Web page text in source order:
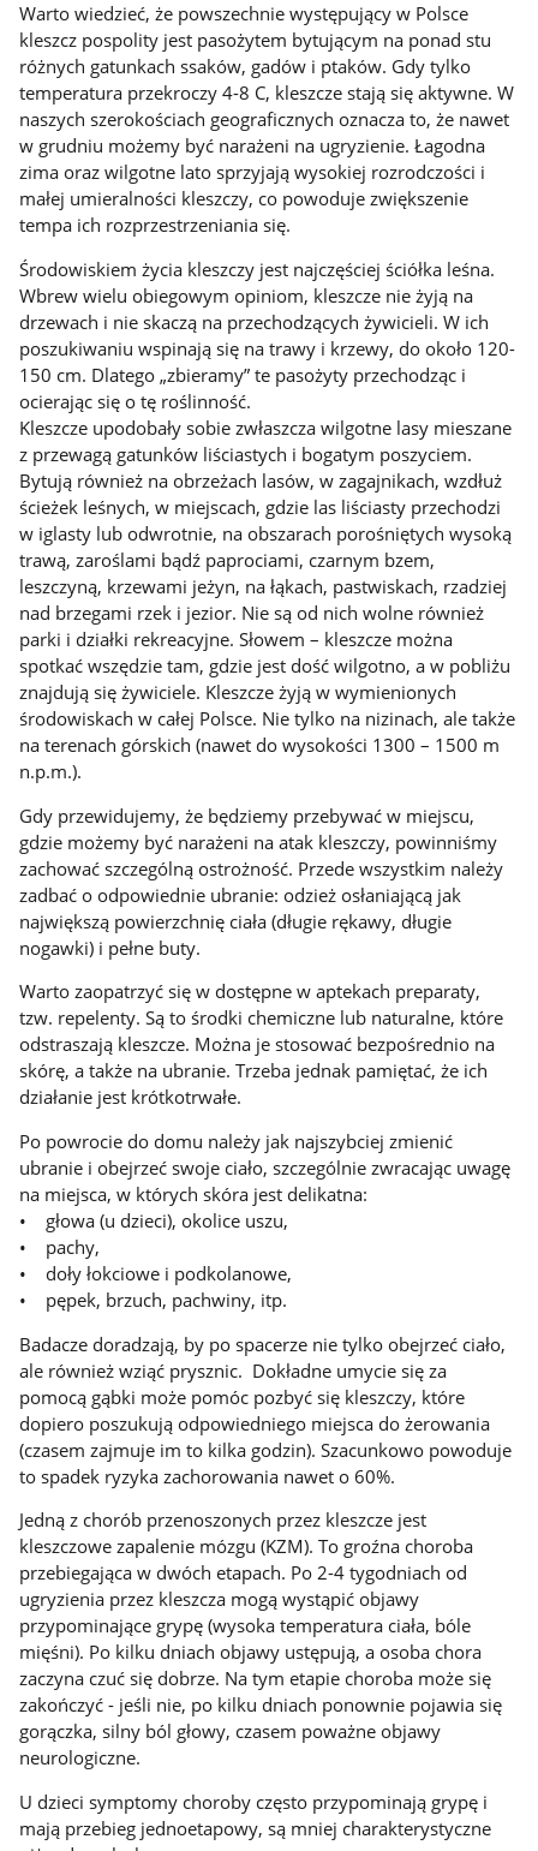
Warto wiedzieć, że powszechnie występujący w Polsce
kleszcz pospolity jest pasożytem bytującym na ponad stu
różnych gatunkach ssaków, gadów i ptaków. Gdy tylko
temperatura przekroczy 4-8 C, kleszcze stają się aktywne. W
naszych szerokościach geograficznych oznacza to, że nawet
w grudniu możemy być narażeni na ugryzienie. Łagodna
zima oraz wilgotne lato sprzyjają wysokiej rozrodczości i
małej umieralności kleszczy, co powoduje zwiększenie
tempa ich rozprzestrzeniania się.
Środowiskiem życia kleszczy jest najczęściej ściółka leśna.
Wbrew wielu obiegowym opiniom, kleszcze nie żyją na
drzewach i nie skaczą na przechodzących żywicieli. W ich
poszukiwaniu wspinają się na trawy i krzewy, do około 120-
150 cm. Dlatego „zbieramy” te pasożyty przechodząc i
ocierając się o tę roślinność.
Kleszcze upodobały sobie zwłaszcza wilgotne lasy mieszane
z przewagą gatunków liściastych i bogatym poszyciem.
Bytują również na obrzeżach lasów, w zagajnikach, wzdłuż
ścieżek leśnych, w miejscach, gdzie las liściasty przechodzi
w iglasty lub odwrotnie, na obszarach porośniętych wysoką
trawą, zaroślami bądź paprociami, czarnym bzem,
leszczyną, krzewami jeżyn, na łąkach, pastwiskach, rzadziej
nad brzegami rzek i jezior. Nie są od nich wolne również
parki i działki rekreacyjne. Słowem – kleszcze można
spotkać wszędzie tam, gdzie jest dość wilgotno, a w pobliżu
znajdują się żywiciele. Kleszcze żyją w wymienionych
środowiskach w całej Polsce. Nie tylko na nizinach, ale także
na terenach górskich (nawet do wysokości 1300 – 1500 m
n.p.m.).
Gdy przewidujemy, że będziemy przebywać w miejscu,
gdzie możemy być narażeni na atak kleszczy, powinniśmy
zachować szczególną ostrożność. Przede wszystkim należy
zadbać o odpowiednie ubranie: odzież osłaniającą jak
największą powierzchnię ciała (długie rękawy, długie
nogawki) i pełne buty.
Warto zaopatrzyć się w dostępne w aptekach preparaty,
tzw. repelenty. Są to środki chemiczne lub naturalne, które
odstraszają kleszcze. Można je stosować bezpośrednio na
skórę, a także na ubranie. Trzeba jednak pamiętać, że ich
działanie jest krótkotrwałe.
Po powrocie do domu należy jak najszybciej zmienić
ubranie i obejrzeć swoje ciało, szczególnie zwracając uwagę
na miejsca, w których skóra jest delikatna:
• głowa (u dzieci), okolice uszu,
• pachy,
• doły łokciowe i podkolanowe,
• pępek, brzuch, pachwiny, itp.
Badacze doradzają, by po spacerze nie tylko obejrzeć ciało,
ale również wziąć prysznic. Dokładne umycie się za
pomocą gąbki może pomóc pozbyć się kleszczy, które
dopiero poszukują odpowiedniego miejsca do żerowania
(czasem zajmuje im to kilka godzin). Szacunkowo powoduje
to spadek ryzyka zachorowania nawet o 60%.
Jedną z chorób przenoszonych przez kleszcze jest
kleszczowe zapalenie mózgu (KZM). To groźna choroba
przebiegająca w dwóch etapach. Po 2-4 tygodniach od
ugryzienia przez kleszcza mogą wystąpić objawy
przypominające grypę (wysoka temperatura ciała, bóle
mięśni). Po kilku dniach objawy ustępują, a osoba chora
zaczyna czuć się dobrze. Na tym etapie choroba może się
zakończyć - jeśli nie, po kilku dniach ponownie pojawia się
gorączka, silny ból głowy, czasem poważne objawy
neurologiczne.
U dzieci symptomy choroby często przypominają grypę i
mają przebieg jednoetapowy, są mniej charakterystyczne